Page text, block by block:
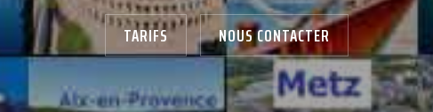
TARIFS NOUS CONTACTER